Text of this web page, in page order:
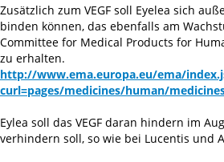
Zusätzlich zum VEGF soll Eyelea sich
binden können, das ebenfalls am
Committee for Medical Products for
zu erhalten.
http://www.ema.europa.eu/ema/
curl=pages/medicines/human/
Eylea soll das VEGF daran hindern im
verhindern soll, so wie bei Lucentis und